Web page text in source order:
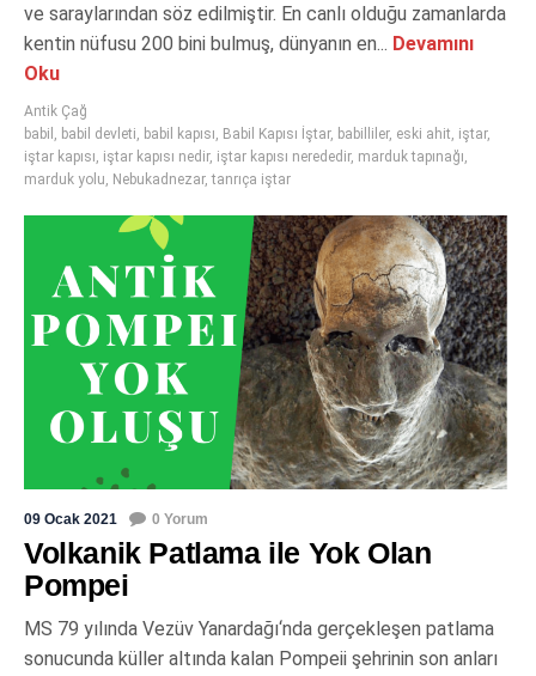
ve saraylarından söz edilmiştir. En canlı olduğu zamanlarda
kentin nüfusu 200 bini bulmuş, dünyanın en... Devamını
Oku
Antik Çağ
babil , babil devleti, babil kapısı, Babil Kapısı İştar, babilliler, eski ahit, iştar,
iştar kapısı, iştar kapısı nedir, iştar kapısı nerededir, marduk tapınağı,
marduk yolu, Nebukadnezar,tanrıça iştar
09 Ocak 2021 0 Yorum
Volkanik Patlama ile Yok Olan
Pompei
MS 79 yılında Vezüv Yanardağı‘nda gerçekleşen patlama
sonucunda küller altında kalan Pompeii şehrinin son anları